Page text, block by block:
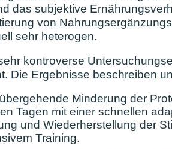
das subjektive
von
sehr heterogen.
kontroverse
Die Ergebnisse beschreiben
Minderung der
Tagen mit einer schnellen
und Wiederherstellung der
Training.